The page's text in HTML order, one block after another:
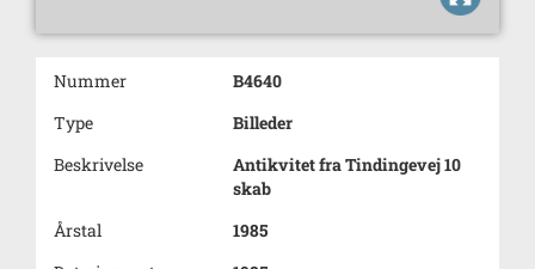
Nummer
B4640
Type
Billeder
Beskrivelse
Antikvitet fra Tindingevej 10
skab
Årstal
1985